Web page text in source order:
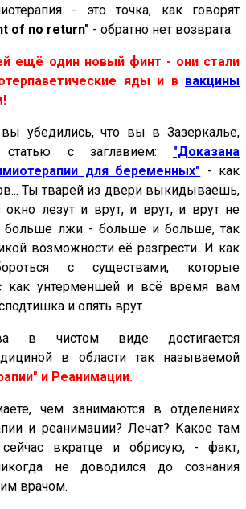
- это точка, как говорят
of no return" - обратно нет возврата.
ещё один новый финт - они стали
яды и в вакцины
убедились, что вы в Зазеркалье,
статью с заглавием: "Доказана
для беременных" - как
Ты тварей из двери выкидываешь,
окно лезут и врут, и врут, и врут не
больше лжи - больше и больше, так
возможности её разгрести. И как
с существами, которые
как унтерменшей и всё время вам
и опять врут.
в чистом виде достигается
в области так называемой
и Реанимации.
чем занимаются в отделениях
и реанимации? Лечат? Какое там
вкратце и обрисую, - факт,
не доводился до сознания
врачом.